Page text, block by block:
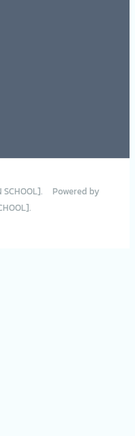
SCHOOL]. Powered by